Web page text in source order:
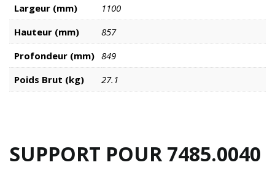
Largeur (mm)
1100
Hauteur (mm)
857
Profondeur (mm) 849
Poids Brut (kg)
27.1
SUPPORT POUR 7485.0040